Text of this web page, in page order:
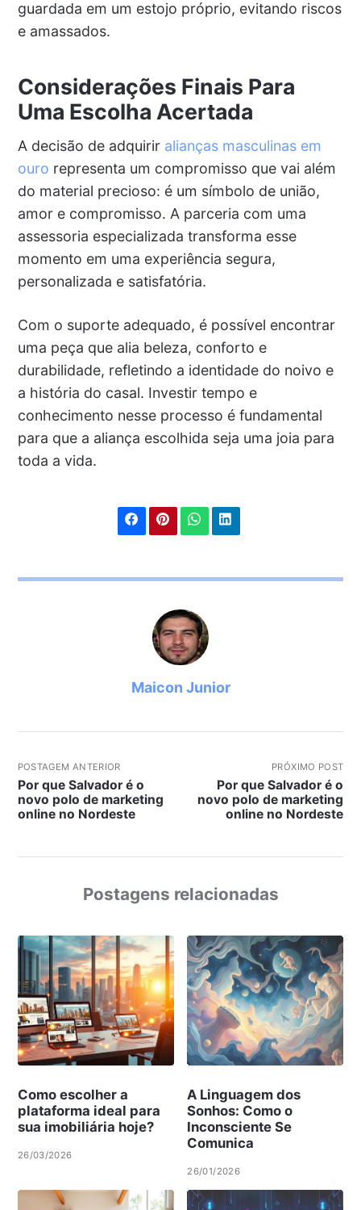
guardada em um estojo próprio, evitando riscos
e amassados.
Considerações Finais Para
Uma Escolha Acertada
A decisão de adquirir alianças masculinas em
ouro representa um compromisso que vai além
do material precioso: é um símbolo de união,
amor e compromisso. A parceria com uma
assessoria especializada transforma esse
momento em uma experiência segura,
personalizada e satisfatória.
Com o suporte adequado, é possível encontrar
uma peça que alia beleza, conforto e
durabilidade, refletindo a identidade do noivo e
a história do casal. Investir tempo e
conhecimento nesse processo é fundamental
para que a aliança escolhida seja uma joia para
toda a vida.
Maicon Junior
POSTAGEM ANTERIOR
Por que Salvador é o
novo polo de marketing
online no Nordeste
PRÓXIMO POST
Por que Salvador é o
novo polo de marketing
online no Nordeste
Postagens relacionadas
Como escolher a
plataforma ideal para
sua imobiliária hoje?
26/03/2026
A Linguagem dos
Sonhos: Como o
Inconsciente Se
Comunica
26/01/2026